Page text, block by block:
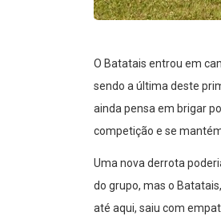
O Batatais entrou em
sendo a última deste
ainda pensa em brigar
competição e se
Uma nova derrota
do grupo, mas o
até aqui, saiu com